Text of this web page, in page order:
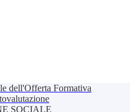
dell'Offerta Formativa
SOCIALE